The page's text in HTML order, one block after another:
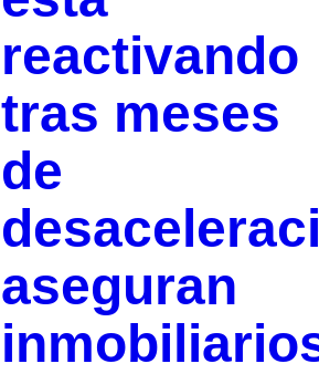
reactivando
tras meses
de
aseguran